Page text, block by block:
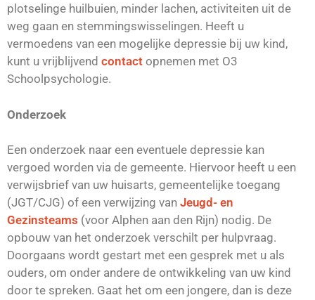
plotselinge huilbuien, minder lachen, activiteiten uit de
weg gaan en stemmingswisselingen. Heeft u
vermoedens van een mogelijke depressie bij uw kind,
kunt u vrijblijvend contact opnemen met O3
Schoolpsychologie.
Onderzoek
Een onderzoek naar een eventuele depressie kan
vergoed worden via de gemeente. Hiervoor heeft u een
verwijsbrief van uw huisarts, gemeentelijke toegang
(JGT/CJG) of een verwijzing van Jeugd- en
Gezinsteams (voor Alphen aan den Rijn) nodig. De
opbouw van het onderzoek verschilt per hulpvraag.
Doorgaans wordt gestart met een gesprek met u als
ouders, om onder andere de ontwikkeling van uw kind
door te spreken. Gaat het om een jongere, dan is deze